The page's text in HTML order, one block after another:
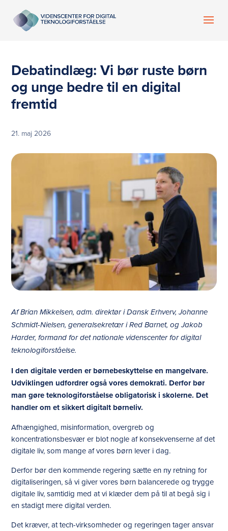
Debatindlæg: Vi bør ruste børn
og unge bedre til en digital
fremtid
21. maj 2026
Af Brian Mikkelsen, adm. direktør i Dansk Erhverv, Johanne
Schmidt-Nielsen, generalsekretær i Red Barnet, og Jakob
Harder, formand for det nationale videnscenter for digital
teknologiforståelse.
I den digitale verden er børnebeskyttelse en mangelvare.
Udviklingen udfordrer også vores demokrati. Derfor bør
man gøre teknologiforståelse obligatorisk i skolerne. Det
handler om et sikkert digitalt børneliv.
Afhængighed, misinformation, overgreb og
koncentrationsbesvær er blot nogle af konsekvenserne af det
digitale liv, som mange af vores børn lever i dag.
Derfor bør den kommende regering sætte en ny retning for
digitaliseringen, så vi giver vores børn balancerede og trygge
digitale liv, samtidig med at vi klæder dem på til at begå sig i
en stadigt mere digital verden.
Det kræver, at tech-virksomheder og regeringen tager ansvar